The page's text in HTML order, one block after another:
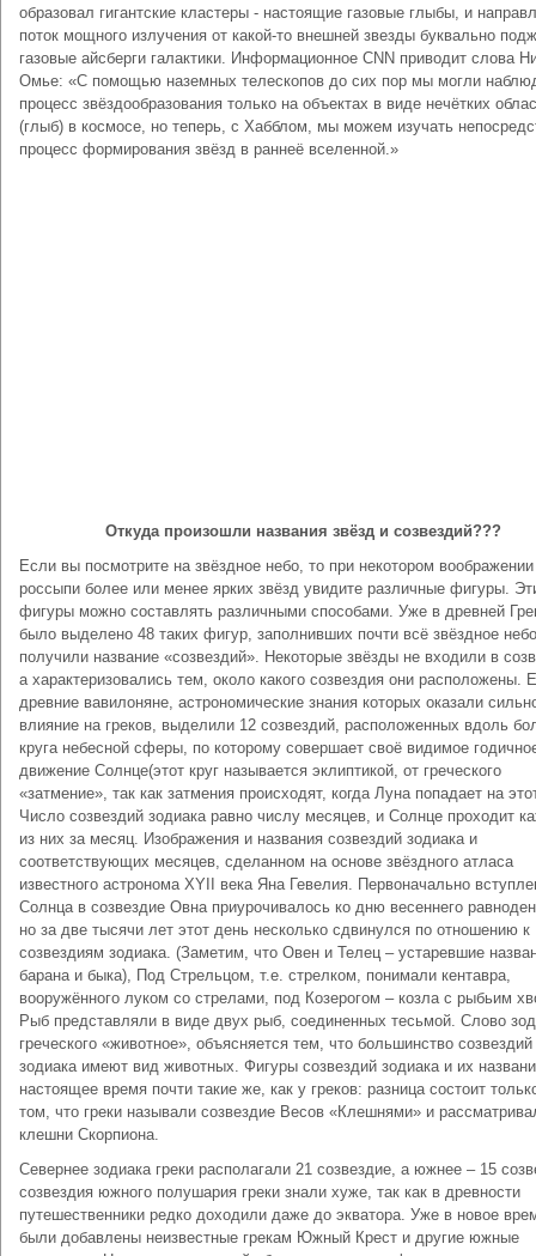
образовал гигантские кластеры - настоящие газовые глыбы, и
поток мощного излучения от какой-то внешней звезды буквально
газовые айсберги галактики. Информационное CNN приводит слова
Омье: «С помощью наземных телескопов до сих пор мы могли
процесс звёздообразования только на объектах в виде нечётких
(глыб) в космосе, но теперь, с Хабблом, мы можем изучать
процесс формирования звёзд в раннеё вселенной.»
Откуда произошли названия звёзд и созвездий???
Если вы посмотрите на звёздное небо, то при некотором
россыпи более или менее ярких звёзд увидите различные фигуры.
фигуры можно составлять различными способами. Уже в древней
было выделено 48 таких фигур, заполнивших почти всё звёздное
получили название «созвездий». Некоторые звёзды не входили в
а характеризовались тем, около какого созвездия они расположены.
древние вавилоняне, астрономические знания которых оказали
влияние на греков, выделили 12 созвездий, расположенных вдоль
круга небесной сферы, по которому совершает своё видимое
движение Солнце(этот круг называется эклиптикой, от греческого
«затмение», так как затмения происходят, когда Луна попадает на
Число созвездий зодиака равно числу месяцев, и Солнце проходит
из них за месяц. Изображения и названия созвездий зодиака и
соответствующих месяцев, сделанном на основе звёздного атласа
известного астронома XYII века Яна Гевелия. Первоначально
Солнца в созвездие Овна приурочивалось ко дню весеннего
но за две тысячи лет этот день несколько сдвинулся по отношению к
созвездиям зодиака. (Заметим, что Овен и Телец – устаревшие
барана и быка), Под Стрельцом, т.е. стрелком, понимали кентавра,
вооружённого луком со стрелами, под Козерогом – козла с рыбьим
Рыб представляли в виде двух рыб, соединенных тесьмой. Слово
греческого «животное», объясняется тем, что большинство созвездий
зодиака имеют вид животных. Фигуры созвездий зодиака и их
настоящее время почти такие же, как у греков: разница состоит
том, что греки называли созвездие Весов «Клешнями» и
клешни Скорпиона.
Севернее зодиака греки располагали 21 созвездие, а южнее – 15
созвездия южного полушария греки знали хуже, так как в древности
путешественники редко доходили даже до экватора. Уже в новое
были добавлены неизвестные грекам Южный Крест и другие южные